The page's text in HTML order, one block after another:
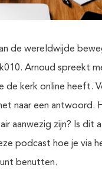
de wereldwijde
Arnoud spreekt
kerk online heeft.
naar een antwoord.
aanwezig zijn? Is dit
podcast hoe je via
benutten.